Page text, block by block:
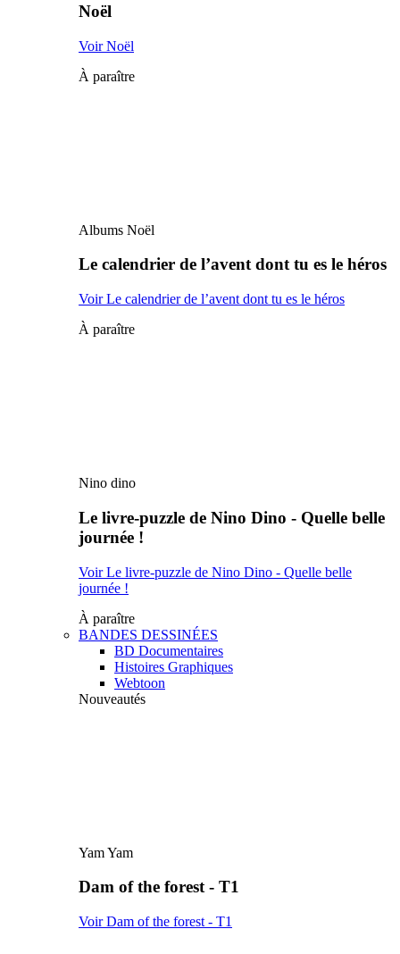
Noël
Voir Noël
À paraître
Albums Noël
Le calendrier de l’avent dont tu es le héros
Voir Le calendrier de l’avent dont tu es le héros
À paraître
Nino dino
Le livre-puzzle de Nino Dino - Quelle belle
journée !
Voir Le livre-puzzle de Nino Dino - Quelle belle
journée !
À paraître
BANDES DESSINÉES
BD Documentaires
Histoires Graphiques
Webtoon
Nouveautés
Yam Yam
Dam of the forest - T1
Voir Dam of the forest - T1